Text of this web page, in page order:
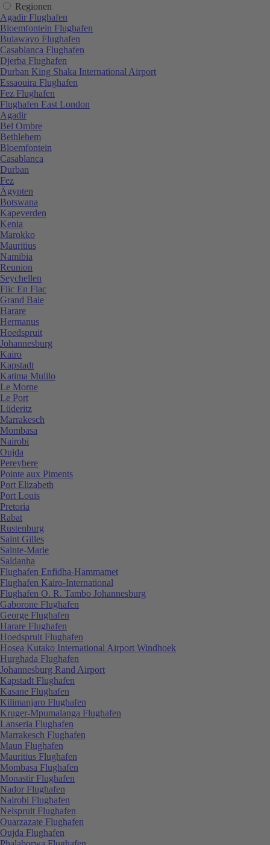
Regionen
Agadir Flughafen
Bloemfontein Flughafen
Bulawayo Flughafen
Casablanca Flughafen
Djerba Flughafen
Durban King Shaka International Airport
Essaouira Flughafen
Fez Flughafen
Flughafen East London
Agadir
Bel Ombre
Bethlehem
Bloemfontein
Casablanca
Durban
Fez
Ägypten
Botswana
Kapeverden
Kenia
Marokko
Mauritius
Namibia
Reunion
Seychellen
Flic En Flac
Grand Baie
Harare
Hermanus
Hoedspruit
Johannesburg
Kairo
Kapstadt
Katima Mulilo
Le Morne
Le Port
Lüderitz
Marrakesch
Mombasa
Nairobi
Oujda
Pereybere
Pointe aux Piments
Port Elizabeth
Port Louis
Pretoria
Rabat
Rustenburg
Saint Gilles
Sainte-Marie
Saldanha
Flughafen Enfidha-Hammamet
Flughafen Kairo-International
Flughafen O. R. Tambo Johannesburg
Gaborone Flughafen
George Flughafen
Harare Flughafen
Hoedspruit Flughafen
Hosea Kutako International Airport Windhoek
Hurghada Flughafen
Johannesburg Rand Airport
Kapstadt Flughafen
Kasane Flughafen
Kilimanjaro Flughafen
Kruger-Mpumalanga Flughafen
Lanseria Flughafen
Marrakesch Flughafen
Maun Flughafen
Mauritius Flughafen
Mombasa Flughafen
Monastir Flughafen
Nador Flughafen
Nairobi Flughafen
Nelspruit Flughafen
Ouarzazate Flughafen
Oujda Flughafen